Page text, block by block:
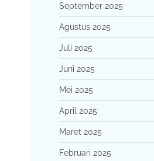
September 2025
Agustus 2025
Juli 2025
Juni 2025
Mei 2025
April 2025
Maret 2025
Februari 2025